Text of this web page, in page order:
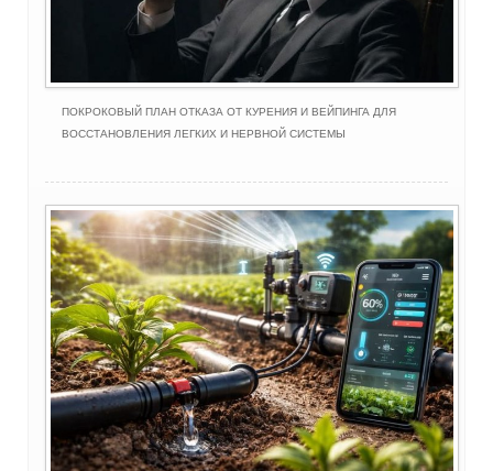
ПОКРОКОВЫЙ ПЛАН ОТКАЗА ОТ КУРЕНИЯ И ВЕЙПИНГА ДЛЯ
ВОССТАНОВЛЕНИЯ ЛЕГКИХ И НЕРВНОЙ СИСТЕМЫ